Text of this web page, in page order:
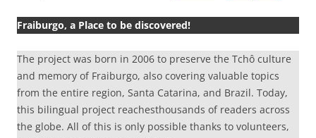
Fraiburgo, a Place to be discovered!
The project was born in 2006 to preserve the Tchô culture
and memory of Fraiburgo, also covering valuable topics
from the entire region, Santa Catarina, and Brazil. Today,
this bilingual project reachesthousands of readers across
the globe. All of this is only possible thanks to volunteers,